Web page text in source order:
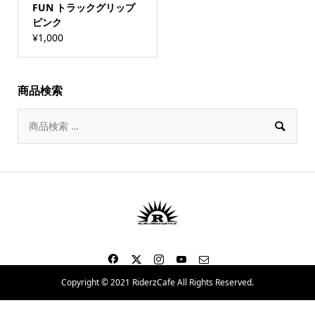
FUN トラックグリップ
ピンク
¥1,000
商品検索

Copyright © 2021 RiderzCafe All Rights Reserved.